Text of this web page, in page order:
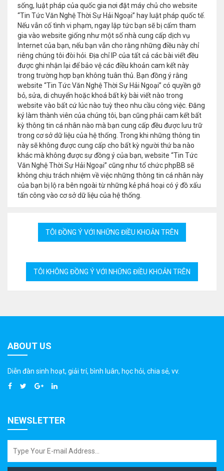
sống, luật pháp của quốc gia nơi đặt máy chủ cho website
“Tin Tức Văn Nghệ Thời Sự Hải Ngoại” hay luật pháp quốc tế.
Nếu vẫn cố tình vi phạm, ngay lập tức bạn sẽ bị cấm tham
gia vào website giống như một số nhà cung cấp dịch vụ
Internet của bạn, nếu bạn vẫn cho rằng những điều này chỉ
riêng chúng tôi đòi hỏi. Địa chỉ IP của tất cả các bài viết đều
được ghi nhận lại để bảo vệ các điều khoản cam kết này
trong trường hợp bạn không tuân thủ. Bạn đồng ý rằng
website “Tin Tức Văn Nghệ Thời Sự Hải Ngoại” có quyền gỡ
bỏ, sửa, di chuyển hoặc khoá bất kỳ bài viết nào trong
website vào bất cứ lúc nào tuỳ theo nhu cầu công việc. Đăng
ký làm thành viên của chúng tôi, bạn cũng phải cam kết bất
kỳ thông tin cá nhân nào mà bạn cung cấp đều được lưu trữ
trong cơ sở dữ liệu của hệ thống. Trong khi những thông tin
này sẽ không được cung cấp cho bất kỳ người thứ ba nào
khác mà không được sự đồng ý của bạn, website “Tin Tức
Văn Nghệ Thời Sự Hải Ngoại” cũng như tổ chức phpBB sẽ
không chịu trách nhiệm về việc những thông tin cá nhân này
của bạn bị lộ ra bên ngoài từ những kẻ phá hoại có ý đồ xấu
tấn công vào cơ sở dữ liệu của hệ thống.
ABOUT US
Diễn đàn sinh hoạt, giải trí, bình luân, học hỏi, chia sẻ, vv.
NEWSLETTER